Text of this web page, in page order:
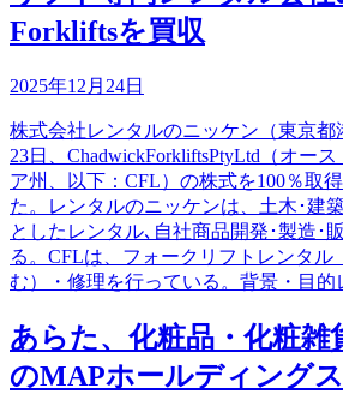
Forkliftsを買収
2025年12月24日
株式会社レンタルのニッケン（東京都
23日、ChadwickForkliftsPtyLtd（オー
ア州、以下：CFL）の株式を100％取
た。レンタルのニッケンは、土木･建
としたレンタル､自社商品開発･製造･
る。CFLは、フォークリフトレンタル
む）・修理を行っている。背景・目的
あらた、化粧品・化粧雑
のMAPホールディング